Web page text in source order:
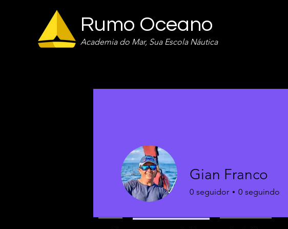
Rumo Oceano
Academia do Mar, Sua Escola Náutica
Gian Franco
0 seguidor 0 seguindo